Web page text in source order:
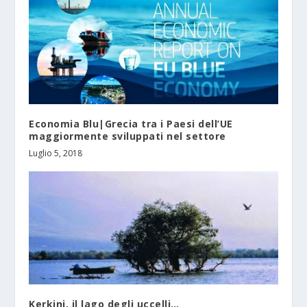
Economia Blu|Grecia tra i Paesi dell’UE
maggiormente sviluppati nel settore
Luglio 5, 2018
Kerkini, il lago degli uccelli…